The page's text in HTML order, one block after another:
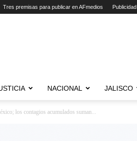
Tres premisas para publicar en AFmedios Publicidad
NACIONAL JALISCO
los contagios acumulados suman...